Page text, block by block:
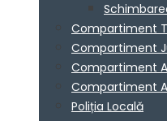
Compartiment
Compartiment
Compartiment
Compartiment
Poliția Locală